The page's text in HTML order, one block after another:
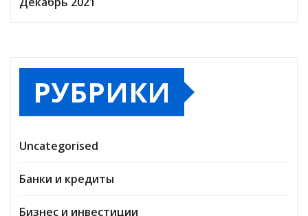
РУБРИКИ
Uncategorised
Банки и кредиты
Бизнес и инвестиции